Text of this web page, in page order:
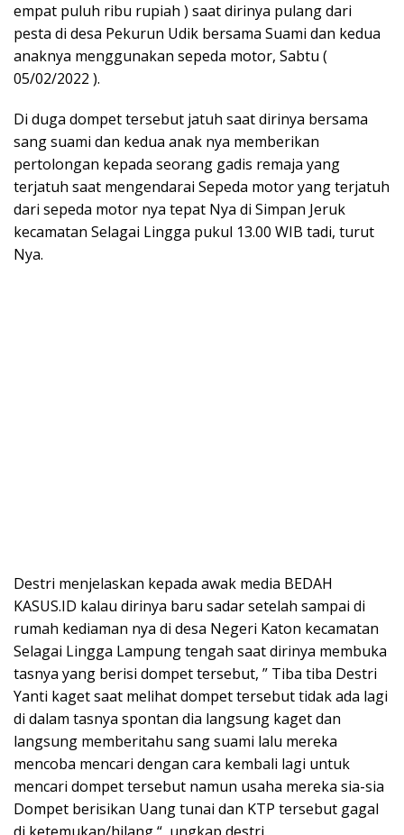
empat puluh ribu rupiah ) saat dirinya pulang dari
pesta di desa Pekurun Udik bersama Suami dan kedua
anaknya menggunakan sepeda motor, Sabtu (
05/02/2022 ).
Di duga dompet tersebut jatuh saat dirinya bersama
sang suami dan kedua anak nya memberikan
pertolongan kepada seorang gadis remaja yang
terjatuh saat mengendarai Sepeda motor yang terjatuh
dari sepeda motor nya tepat Nya di Simpan Jeruk
kecamatan Selagai Lingga pukul 13.00 WIB tadi, turut
Nya.
Destri menjelaskan kepada awak media BEDAH
KASUS.ID kalau dirinya baru sadar setelah sampai di
rumah kediaman nya di desa Negeri Katon kecamatan
Selagai Lingga Lampung tengah saat dirinya membuka
tasnya yang berisi dompet tersebut, ” Tiba tiba Destri
Yanti kaget saat melihat dompet tersebut tidak ada lagi
di dalam tasnya spontan dia langsung kaget dan
langsung memberitahu sang suami lalu mereka
mencoba mencari dengan cara kembali lagi untuk
mencari dompet tersebut namun usaha mereka sia-sia
Dompet berisikan Uang tunai dan KTP tersebut gagal